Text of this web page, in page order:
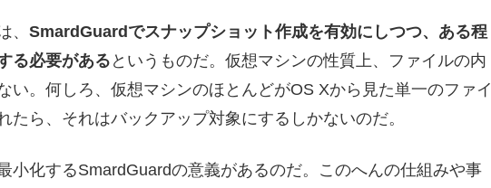
、 SmardGuardでスナップショット作成を有効にしつつ、ある程
る必要がある というものだ。仮想マシンの性質上、ファイルの内
い。何しろ、仮想マシンのほとんどがOS Xから見た単一のファイ
たら、それはバックアップ対象にするしかないのだ。
小化するSmardGuardの意義があるのだ。このへんの仕組みや事